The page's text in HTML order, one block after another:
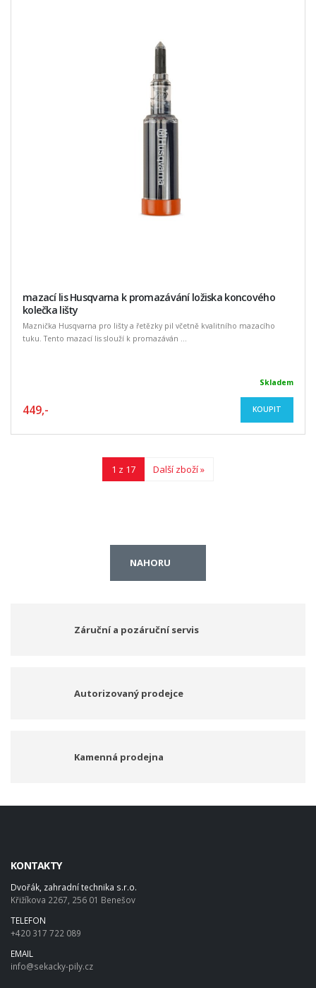
mazací lis Husqvarna k promazávání ložiska koncového
kolečka lišty
Maznička Husqvarna pro lišty a řetězky pil včetně kvalitního mazacího
tuku. Tento mazací lis slouží k promazáván ...
Skladem
449,- KOUPIT
1 z 17 Další zboží »
NAHORU
Záruční a pozáruční servis
Autorizovaný prodejce
Kamenná prodejna
KONTAKTY
Dvořák, zahradní technika s.r.o.
Křižíkova 2267, 256 01 Benešov
TELEFON
+420 317 722 089
EMAIL
info@sekacky-pily.cz